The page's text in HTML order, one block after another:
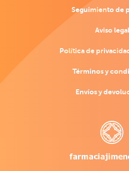
Seguimiento de
Aviso legal
Política de
Términos y
Envíos y